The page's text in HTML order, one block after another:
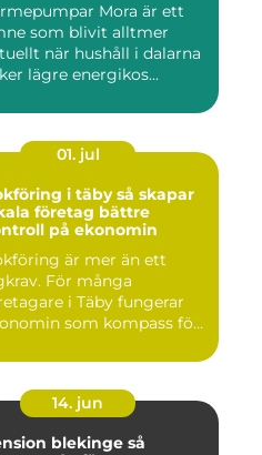
Mora är ett
som blivit alltmer
när hushåll i dalarna
lägre energikos...
01. jul
i täby så skapar
företag bättre
på ekonomin
är mer än ett
För många
i Täby fungerar
som kompass för
14. jun
blekinge så